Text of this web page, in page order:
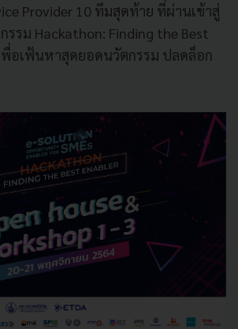
Provider 10 ทีมสุดท้าย ที่ผ่านเข้าสู่
รม Hackathon: Finding the Best
พื่อเฟ้นหาสุดยอดนวัตกรรม ปลดล็อก